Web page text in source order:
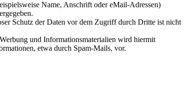
Name, Anschrift oder eMail-Adressen)
Schutz der Daten vor dem Zugriff durch Dritte ist nicht
und Informationsmaterialien wird hiermit
etwa durch Spam-Mails, vor.